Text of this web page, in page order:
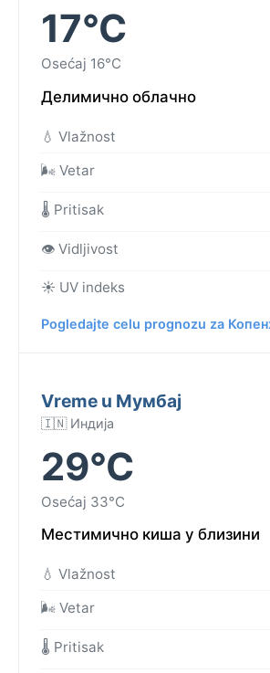
17°C
Osećaj 16°C
Делимично облачно
💧 Vlažnost
🌬️ Vetar
🌡️ Pritisak
👁️ Vidljivost
☀️ UV indeks
Pogledajte celu prognozu za
Vreme u Мумбај
🇮🇳 Индија
29°C
Osećaj 33°C
Местимично киша у близини
💧 Vlažnost
🌬️ Vetar
🌡️ Pritisak